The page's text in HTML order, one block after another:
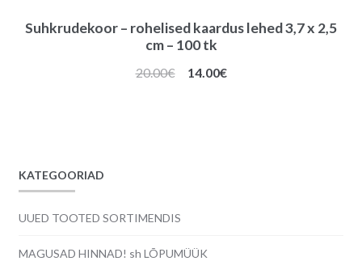
Suhkrudekoor – rohelised kaardus lehed 3,7 x 2,5
cm – 100 tk
20.00€
Algne
14.00€Praegune
KATEGOORIAD
UUED TOOTED SORTIMENDIS
MAGUSAD HINNAD! sh LÕPUMÜÜK